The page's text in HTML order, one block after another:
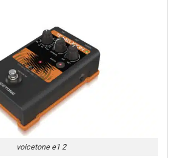
voicetone e1 2